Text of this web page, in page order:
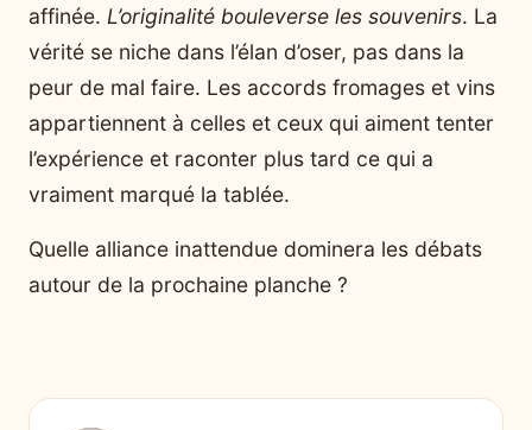
affinée. L’originalité bouleverse les souvenirs. La
vérité se niche dans l’élan d’oser, pas dans la
peur de mal faire. Les accords fromages et vins
appartiennent à celles et ceux qui aiment tenter
l’expérience et raconter plus tard ce qui a
vraiment marqué la tablée.
Quelle alliance inattendue dominera les débats
autour de la prochaine planche ?